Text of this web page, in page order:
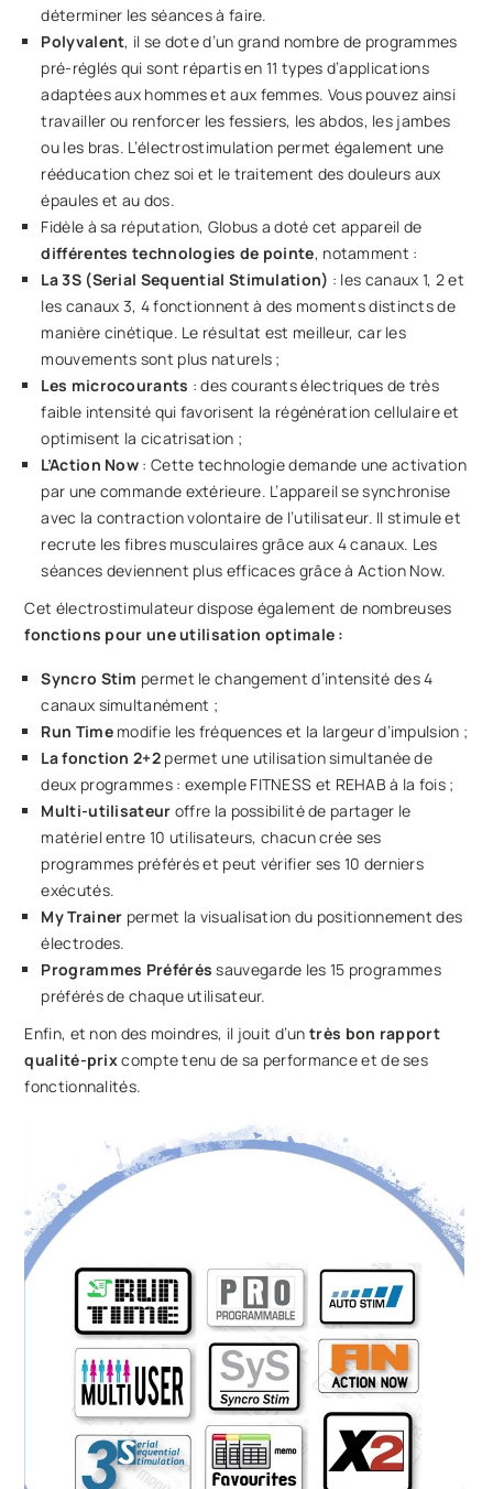
déterminer les séances à faire.
Polyvalent, il se dote d’un grand nombre de programmes
pré-réglés qui sont répartis en 11 types d’applications
adaptées aux hommes et aux femmes. Vous pouvez ainsi
travailler ou renforcer les fessiers, les abdos, les jambes
ou les bras. L’électrostimulation permet également une
rééducation chez soi et le traitement des douleurs aux
épaules et au dos.
Fidèle à sa réputation, Globus a doté cet appareil de
différentes technologies de pointe, notamment :
La 3S (Serial Sequential Stimulation) : les canaux 1, 2 et
les canaux 3, 4 fonctionnent à des moments distincts de
manière cinétique. Le résultat est meilleur, car les
mouvements sont plus naturels ;
Les microcourants : des courants électriques de très
faible intensité qui favorisent la régénération cellulaire et
optimisent la cicatrisation ;
L’Action Now : Cette technologie demande une activation
par une commande extérieure. L’appareil se synchronise
avec la contraction volontaire de l’utilisateur. Il stimule et
recrute les fibres musculaires grâce aux 4 canaux. Les
séances deviennent plus efficaces grâce à Action Now.
Cet électrostimulateur dispose également de nombreuses
fonctions pour une utilisation optimale :
Syncro Stim permet le changement d’intensité des 4
canaux simultanément ;
Run Timemodifie les fréquences et la largeur d’impulsion ;
La fonction 2+2permet une utilisation simultanée de
deux programmes : exemple FITNESS et REHAB à la fois ;
Multi-utilisateur offre la possibilité de partager le
matériel entre 10 utilisateurs, chacun crée ses
programmes préférés et peut vérifier ses 10 derniers
exécutés.
My Trainer permet la visualisation du positionnement des
électrodes.
Programmes Préférés sauvegarde les 15 programmes
préférés de chaque utilisateur.
Enfin, et non des moindres, il jouit d’untrès bon rapport
qualité-prixcompte tenu de sa performance et de ses
fonctionnalités.